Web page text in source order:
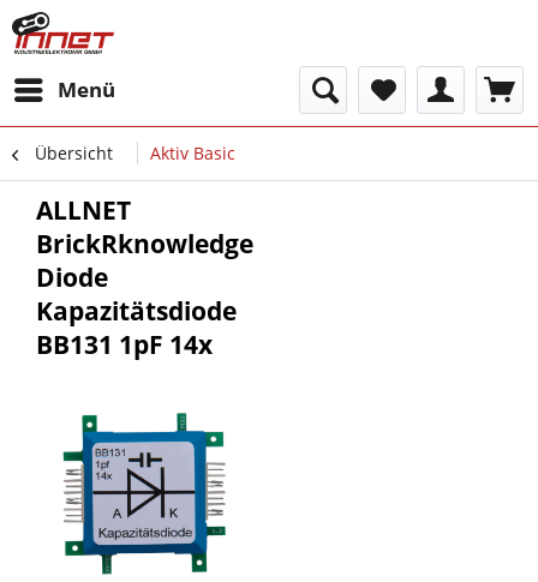
Menü
Übersicht Aktiv Basic
ALLNET
BrickRknowledge
Diode
Kapazitätsdiode
BB131 1pF 14x